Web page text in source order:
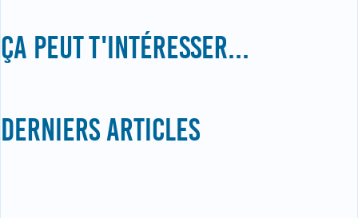
ÇA PEUT T'INTÉRESSER...
DERNIERS ARTICLES